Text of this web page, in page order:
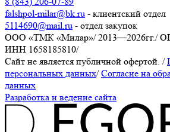
falshpol-milar@bk.ru - клиентский отдел
5114690@mail.ru - отдел закупок
ООО «ТМК «Милар»/ 2013—2026гг./
ИНН 1658185810/
Сайт не является публичной офертой. /
персональных данных/ Согласие на
данных
Разработка и ведение сайта